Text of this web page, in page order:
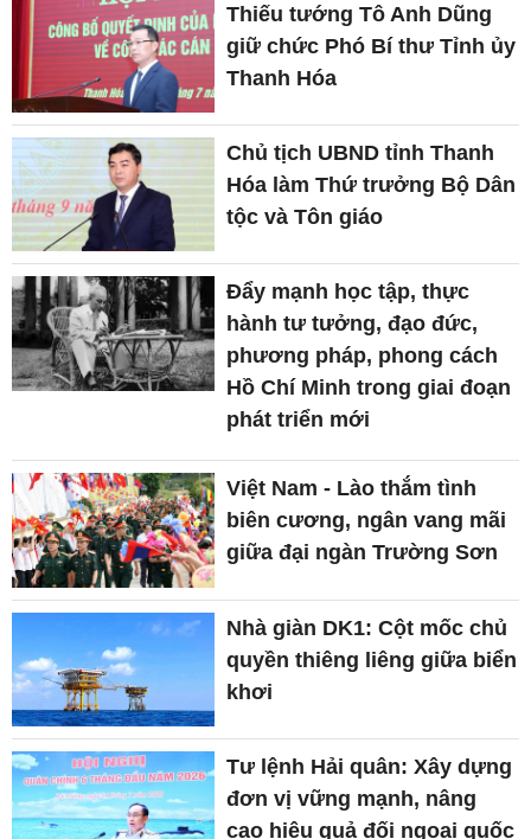
Thiếu tướng Tô Anh Dũng
giữ chức Phó Bí thư Tỉnh ủy
Thanh Hóa
Chủ tịch UBND tỉnh Thanh
Hóa làm Thứ trưởng Bộ Dân
tộc và Tôn giáo
Đẩy mạnh học tập, thực
hành tư tưởng, đạo đức,
phương pháp, phong cách
Hồ Chí Minh trong giai đoạn
phát triển mới
Việt Nam - Lào thắm tình
biên cương, ngân vang mãi
giữa đại ngàn Trường Sơn
Nhà giàn DK1: Cột mốc chủ
quyền thiêng liêng giữa biển
khơi
Tư lệnh Hải quân: Xây dựng
đơn vị vững mạnh, nâng
cao hiệu quả đối ngoại quốc